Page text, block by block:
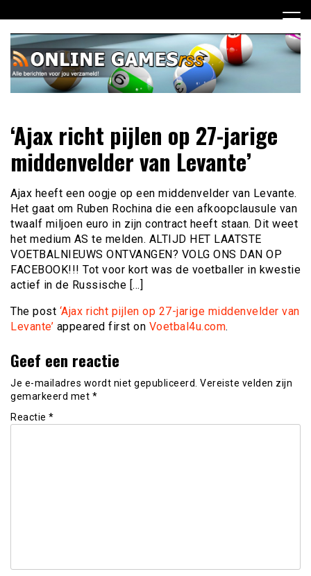
naar
inhoud
Online Games RSS
verzameld
‘Ajax richt pijlen op 27-jarige
middenvelder van Levante’
Ajax heeft een oogje op een middenvelder van Levante.
Het gaat om Ruben Rochina die een afkoopclausule van
twaalf miljoen euro in zijn contract heeft staan. Dit weet
het medium AS te melden. ALTIJD HET LAATSTE
VOETBALNIEUWS ONTVANGEN? VOLG ONS DAN OP
FACEBOOK!!! Tot voor kort was de voetballer in kwestie
actief in de Russische […]
The post ‘Ajax richt pijlen op 27-jarige middenvelder van
Levante’ appeared first on Voetbal4u.com.
Geef een reactie
Je e-mailadres wordt niet gepubliceerd. Vereiste velden zijn
gemarkeerd met *
Reactie *